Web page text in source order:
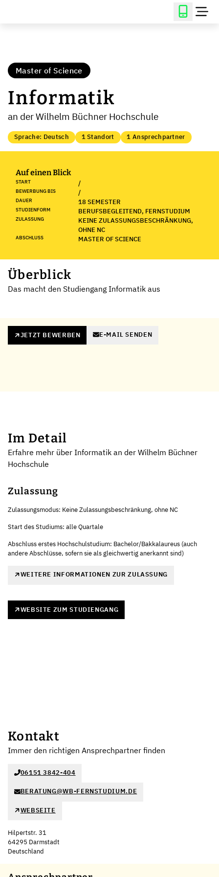
Master of Science
Informatik
an der Wilhelm Büchner Hochschule
Sprache: Deutsch 1 Standort 1 Ansprechpartner
Auf einen Blick
START /
BEWERBUNG BIS /
DAUER 18 SEMESTER
STUDIENFORM BERUFSBEGLEITEND, FERNSTUDIUM
ZULASSUNG
KEINE ZULASSUNGSBESCHRÄNKUNG,
OHNE NC
ABSCHLUSS MASTER OF SCIENCE
Überblick
Das macht den Studiengang Informatik aus
JETZT BEWERBEN E-MAIL SENDEN
Im Detail
Erfahre mehr über Informatik an der Wilhelm Büchner
Hochschule
Zulassung
Zulassungsmodus: Keine Zulassungsbeschränkung, ohne NC
Start des Studiums: alle Quartale
Abschluss erstes Hochschulstudium: Bachelor/Bakkalaureus (auch
andere Abschlüsse, sofern sie als gleichwertig anerkannt sind)
WEITERE INFORMATIONEN ZUR ZULASSUNG
WEBSITE ZUM STUDIENGANG
Kontakt
Immer den richtigen Ansprechpartner finden
06151 3842-404
BERATUNG@WB-FERNSTUDIUM.DE
WEBSEITE
Hilpertstr. 31
64295 Darmstadt
Deutschland